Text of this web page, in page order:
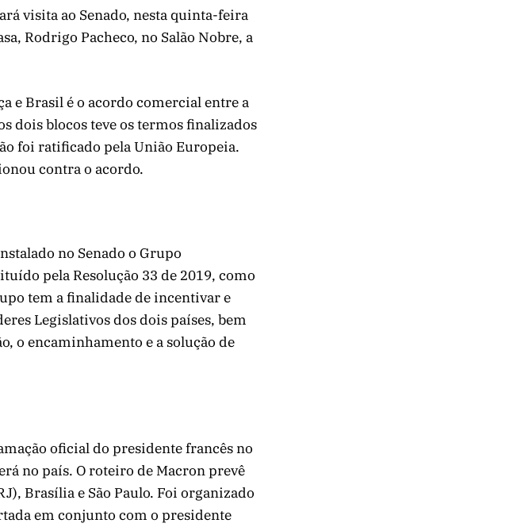
visita ao Senado, nesta quinta-feira
Rodrigo Pacheco, no Salão Nobre, a
e Brasil é o acordo comercial entre a
dois blocos teve os termos finalizados
foi ratificado pela União Europeia.
contra o acordo.
no Senado o Grupo
pela Resolução 33 de 2019, como
tem a finalidade de incentivar e
Legislativos dos dois países, bem
o encaminhamento e a solução de
oficial do presidente francês no
no país. O roteiro de Macron prevê
Brasília e São Paulo. Foi organizado
em conjunto com o presidente